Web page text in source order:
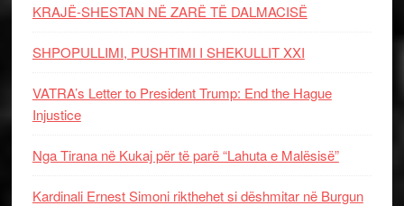
KRAJË-SHESTAN NË ZARË TË DALMACISË
SHPOPULLIMI, PUSHTIMI I SHEKULLIT XXI
VATRA’s Letter to President Trump: End the Hague
Injustice
Nga Tirana në Kukaj për të parë “Lahuta e Malësisë”
Kardinali Ernest Simoni rikthehet si dëshmitar në Burgun